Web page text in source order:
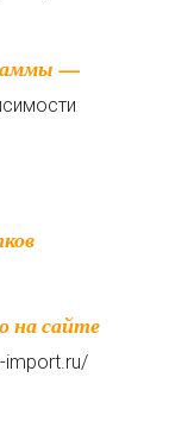
import.ru/